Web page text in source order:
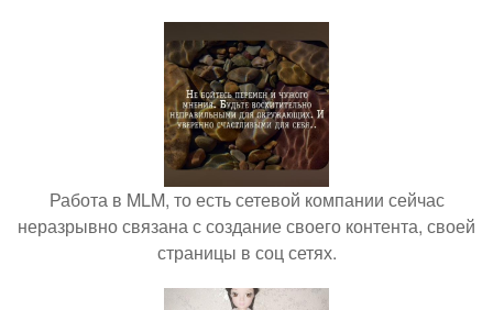
Работа в MLM, то есть сетевой компании сейчас
неразрывно связана с создание своего контента, своей
страницы в соц сетях.